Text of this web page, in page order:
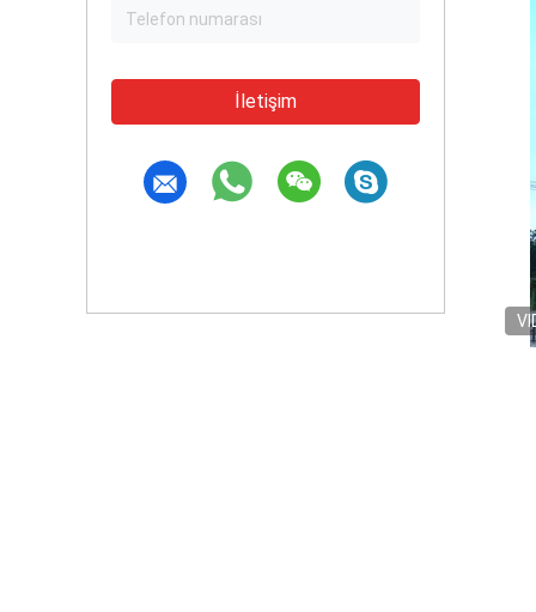
İletişim